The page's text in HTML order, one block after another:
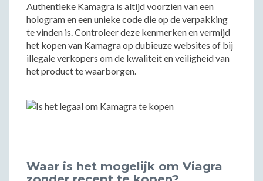
Authentieke Kamagra is altijd voorzien van een
hologram en een unieke code die op de verpakking
te vinden is. Controleer deze kenmerken en vermijd
het kopen van Kamagra op dubieuze websites of bij
illegale verkopers om de kwaliteit en veiligheid van
het product te waarborgen.
Waar is het mogelijk om Viagra